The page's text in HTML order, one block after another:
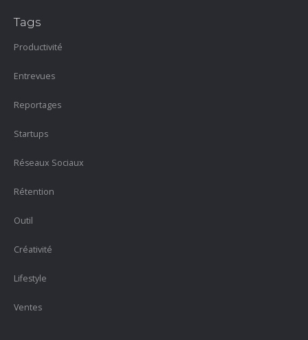
Tags
Productivité
Entrevues
Reportages
Startups
Réseaux Sociaux
Rétention
Outil
Créativité
Lifestyle
Ventes